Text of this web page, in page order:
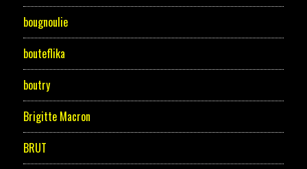
bougnoulie
bouteflika
boutry
Brigitte Macron
BRUT